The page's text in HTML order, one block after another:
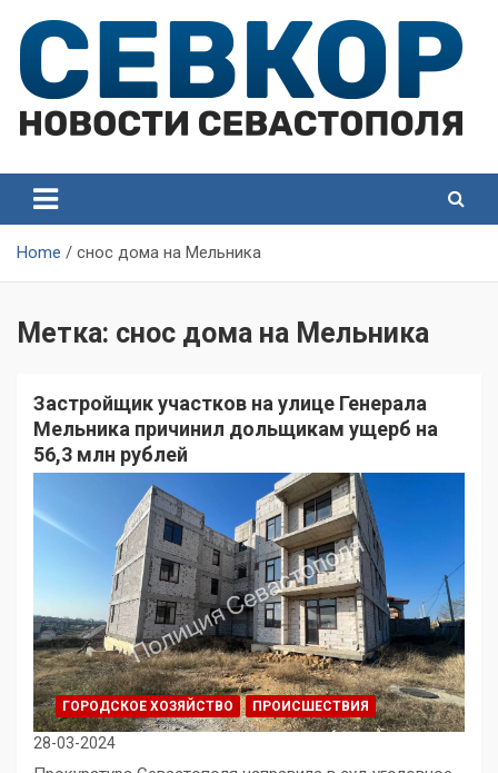
content
Севастополя
Севастополя
Home снос дома на Мельника
Метка: снос дома на Мельника
Застройщик участков на улице Генерала
Мельника причинил дольщикам ущерб на
56,3 млн рублей
ГОРОДСКОЕ ХОЗЯЙСТВО ПРОИСШЕСТВИЯ
28-03-2024